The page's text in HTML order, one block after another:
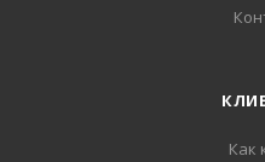
Как